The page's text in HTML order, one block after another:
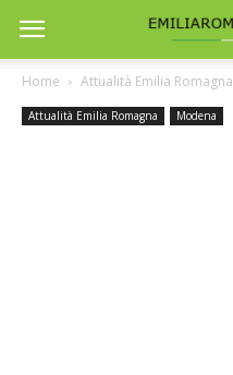
Home Attualità Emilia Romagna
Attualità Emilia Romagna Modena